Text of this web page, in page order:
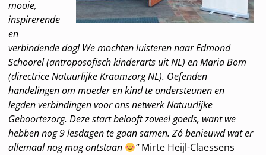
mooie,
inspirerende
en
verbindende dag! We mochten luisteren naar Edmond
Schoorel (antroposofisch kinderarts uit NL) en Maria Bom
(directrice Natuurlijke Kraamzorg NL). Oefenden
handelingen om moeder en kind te ondersteunen en
legden verbindingen voor ons netwerk Natuurlijke
Geboortezorg. Deze start belooft zoveel goeds, want we
hebben nog 9 lesdagen te gaan samen.Zó benieuwd wat er
allemaal nog mag ontstaan
”Mirte Heijl-Claessens